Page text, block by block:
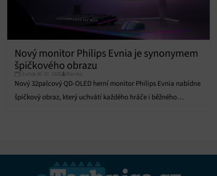
Nový monitor Philips Evnia je synonymem
špičkového obrazu
Čtvrtek 30. 07. 2026 Monika
Nový 32palcový QD-OLED herní monitor Philips Evnia nabídne
špičkový obraz, který uchvátí každého hráče i běžného